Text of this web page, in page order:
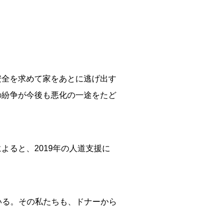
を求めて家をあとに逃げ出す
争が今後も悪化の一途をたど
ると、2019年の人道支援に
。その私たちも、ドナーから